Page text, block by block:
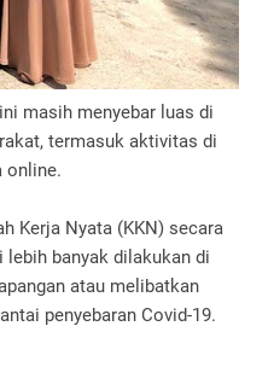
masih menyebar luas di
termasuk aktivitas di
online.
Kerja Nyata (KKN) secara
lebih banyak dilakukan di
atau melibatkan
penyebaran Covid-19.